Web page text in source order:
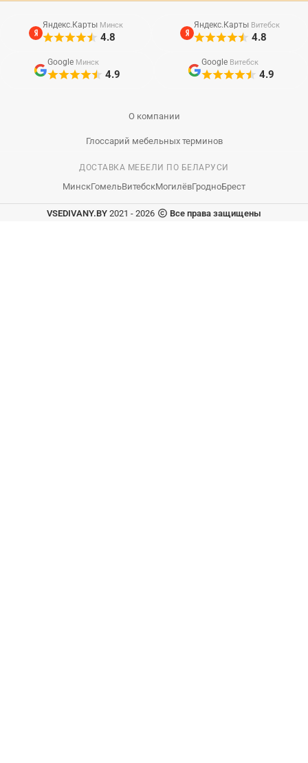
Яндекс.Карты Минск
4.8
Яндекс.Карты Витебск
4.8
Google Минск
4.9
Google Витебск
4.9
О компании
Глоссарий мебельных терминов
ДОСТАВКА МЕБЕЛИ ПО БЕЛАРУСИ
МинскГомельВитебскМогилёвГродноБрест
VSEDIVANY.BY 2021 - 2026 Все права защищены